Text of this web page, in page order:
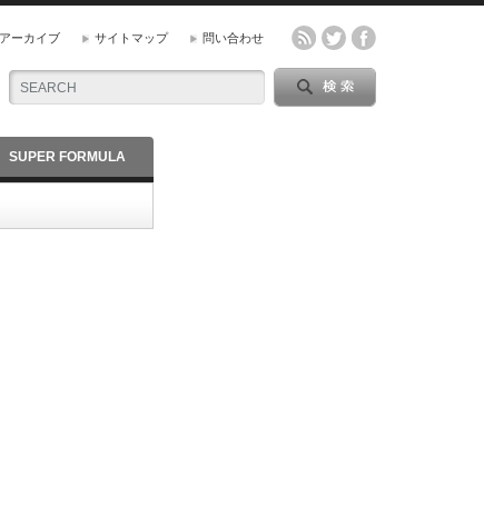
アーカイブ サイトマップ 問い合わせ
SUPER FORMULA